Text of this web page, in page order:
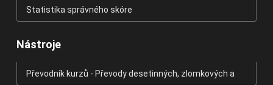
Statistika správného skóre
Nástroje
Převodník kurzů - Převody desetinných, zlomkových a